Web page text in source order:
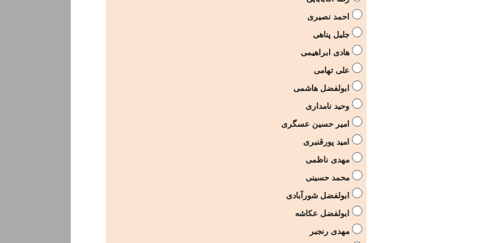
احمد نصیری
جلیل پناهی
هادی ابراهیمی
علی تهامی
ابولفضل هاشمی
وحید نامداری
امیر حسین عسگری
امید پورقنبری
مهدی ناظمی
محمد حسینی
ابولفضل شورآبادی
ابولفضل عکاشه
مهدی رنجبر